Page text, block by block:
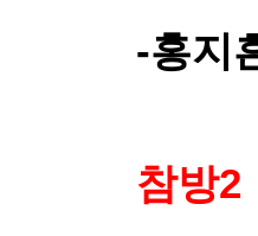
-홍지
참방2